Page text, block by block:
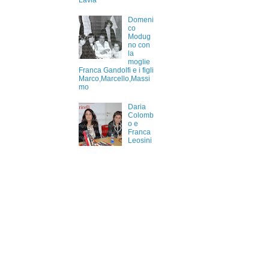
Domeni
co
Modug
no con
la
moglie
Franca Gandolfi e i figli
Marco,Marcello,Massi
mo
Daria
Colomb
o e
Franca
Leosini